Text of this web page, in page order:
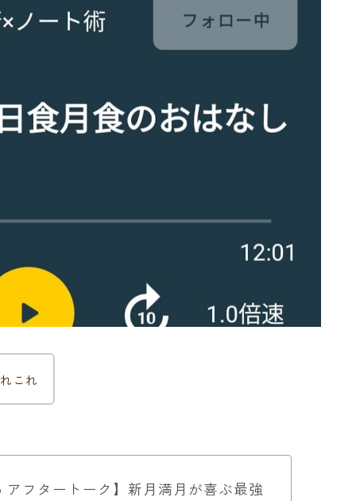
これ
アフタートーク】新月満月が喜ぶ最強